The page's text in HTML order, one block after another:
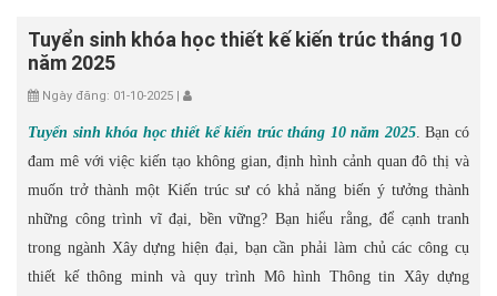
Tuyển sinh khóa học thiết kế kiến trúc tháng 10
năm 2025
Ngày đăng: 01-10-2025 |
Tuyển sinh khóa học thiết kế kiến trúc tháng 10 năm 2025. Bạn có
đam mê với việc kiến tạo không gian, định hình cảnh quan đô thị và
muốn trở thành một Kiến trúc sư có khả năng biến ý tưởng thành
những công trình vĩ đại, bền vững? Bạn hiểu rằng, để cạnh tranh
trong ngành Xây dựng hiện đại, bạn cần phải làm chủ các công cụ
thiết kế thông minh và quy trình Mô hình Thông tin Xây dựng